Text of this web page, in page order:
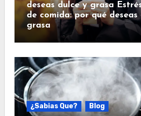
deseas dulce y grasa
de comida: por qué deseas
grasa
¿Sabias Que? Blog